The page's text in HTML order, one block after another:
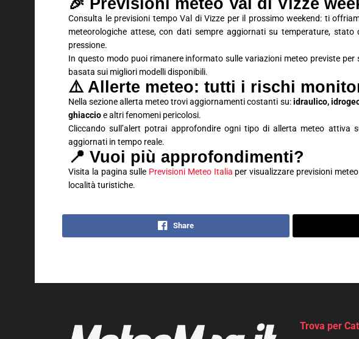
Consulta le previsioni tempo Val di Vizze per il prossimo weekend: ti
meteorologiche attese, con dati sempre aggiornati su temperature, stato
pressione.
In questo modo puoi rimanere informato sulle variazioni meteo previste
basata sui migliori modelli disponibili.
⚠️ Allerte meteo: tutti i rischi
Nella sezione allerta meteo trovi aggiornamenti costanti su:idraulico,
ghiaccioe altri fenomeni pericolosi.
Cliccando sull’alert potrai approfondire ogni tipo di allerta meteo attiva
aggiornati in tempo reale.
📍 Vuoi più approfondimenti?
Visita la pagina sulle Previsioni Meteo Italia per visualizzare previsioni
località turistiche.
Share
Trova per